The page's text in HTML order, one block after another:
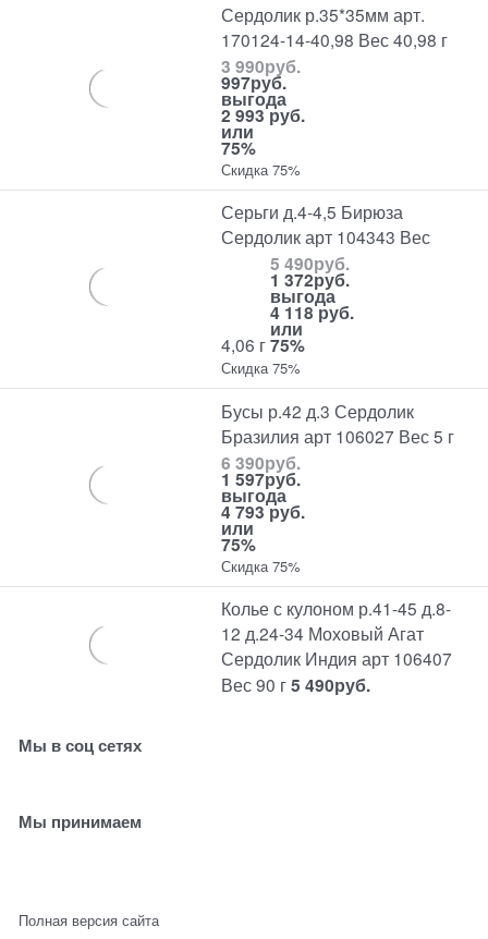
Сердолик р.35*35мм арт.
170124-14-40,98 Вес 40,98 г
3 990руб.
997руб.
выгода
2 993 руб.
или
75%
Скидка 75%
Серьги д.4-4,5 Бирюза
Сердолик арт 104343 Вес
4,06 г
5 490руб.
1 372руб.
выгода
4 118 руб.
или
75%
Скидка 75%
Бусы р.42 д.3 Сердолик
Бразилия арт 106027 Вес 5 г
6 390руб.
1 597руб.
выгода
4 793 руб.
или
75%
Скидка 75%
Колье с кулоном р.41-45 д.8-
12 д.24-34 Моховый Агат
Сердолик Индия арт 106407
Вес 90 г5 490руб.
Мы в соц сетях
Мы принимаем
Полная версия сайта